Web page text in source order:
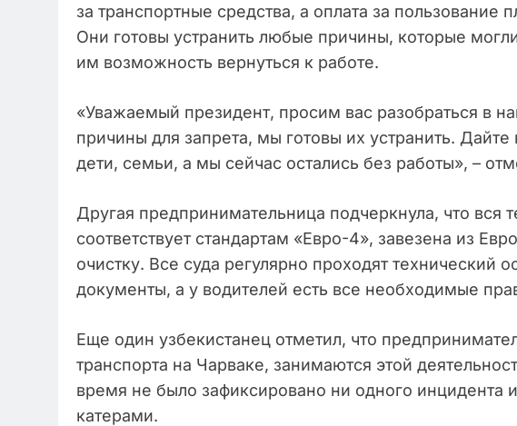
за транспортные средства, а оплата за пользование
Они готовы устранить любые причины, которые
им возможность вернуться к работе.
«Уважаемый президент, просим вас разобраться в
причины для запрета, мы готовы их устранить.
дети, семьи, а мы сейчас остались без работы», –
Другая предпринимательница подчеркнула, что вся
соответствует стандартам «Евро-4», завезена из
очистку. Все суда регулярно проходят технический
документы, а у водителей есть все необходимые
Еще один узбекистанец отметил, что
транспорта на Чарваке, занимаются этой
время не было зафиксировано ни одного инцидента
катерами.